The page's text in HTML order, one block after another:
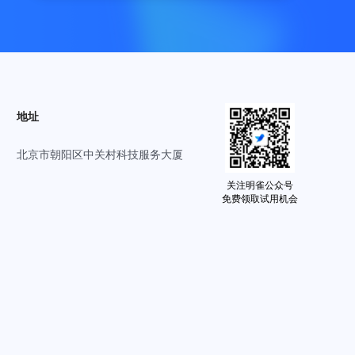
地址
北京市朝阳区中关村科技服务大厦
关注明雀公众号
免费领取试用机会